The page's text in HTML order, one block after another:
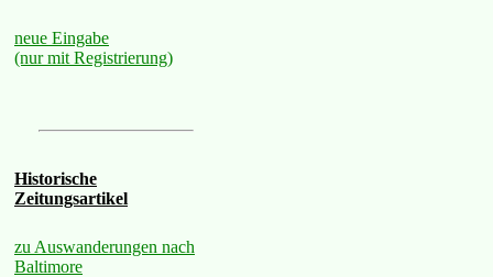
neue Eingabe
(nur mit Registrierung)
Historische
Zeitungsartikel
zu Auswanderungen nach
Baltimore